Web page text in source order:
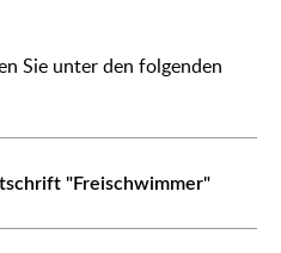
Sie unter den folgenden
"Freischwimmer"